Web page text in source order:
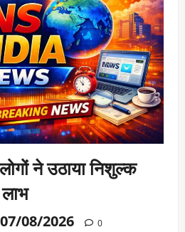
ने उठाया निशुल्क
07/08/2026 0